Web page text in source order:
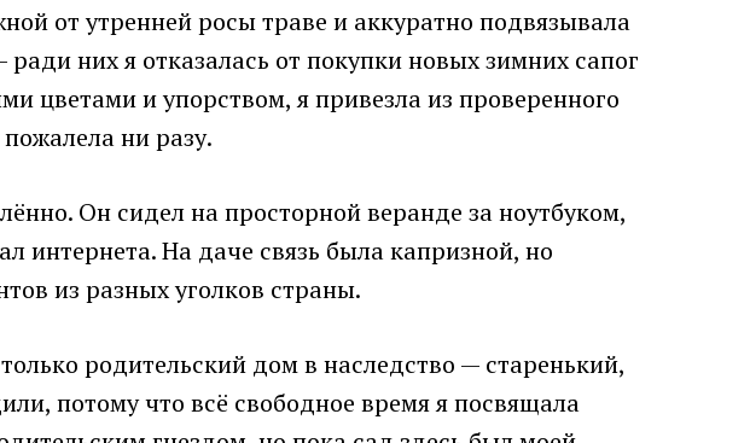
от утренней росы траве и аккуратно подвязывала
них я отказалась от покупки новых зимних сапог
цветами и упорством, я привезла из проверенного
ни разу.
Он сидел на просторной веранде за ноутбуком,
интернета. На даче связь была капризной, но
из разных уголков страны.
родительский дом в наследство — старенький,
потому что всё свободное время я посвящала